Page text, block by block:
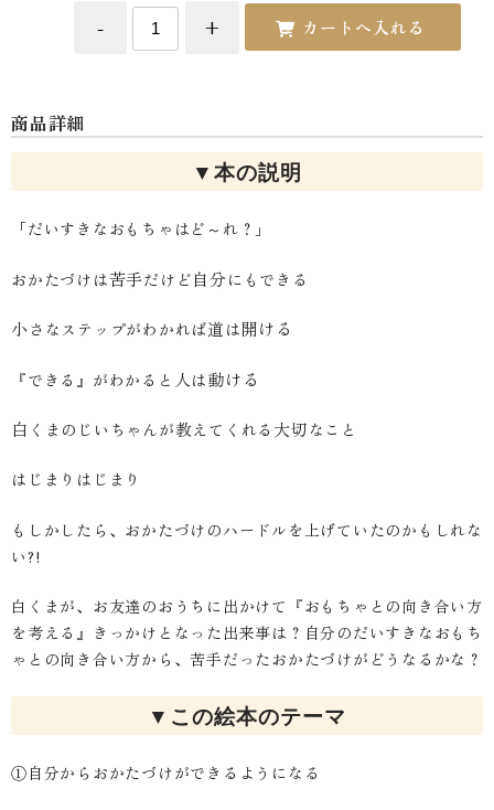
商品詳細
▼本の説明
「だいすきなおもちゃはど～れ？」
おかたづけは苦手だけど 自分にもできる
小 さなステップがわかれば道 は開ける
『できる』がわかると 人 は動ける
白 くまのじいちゃんが教えてくれる 大切 なこと
はじまりはじまり
もしかしたら、おかたづけのハードルを上げていたのかもしれな
い?!
白くまが、お友達のおうちに出かけて『おもちゃとの向き合い方
を考える』きっかけとなった出来事は？自分のだいすきなおもち
ゃとの向き合い方から、苦手だったおかたづけがどうなるかな？
▼この絵本のテーマ
①自分からおかたづけができるようになる